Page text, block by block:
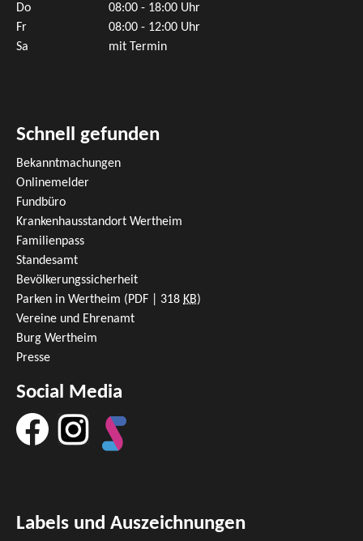
Do
08:00 - 18:00 Uhr
Fr
08:00 - 12:00 Uhr
Sa
mit Termin
Schnell gefunden
Bekanntmachungen
Onlinemelder
Fundbüro
Krankenhausstandort Wertheim
Familienpass
Standesamt
Bevölkerungssicherheit
Parken in Wertheim (PDF | 318 KB)
Vereine und Ehrenamt
Burg Wertheim
Presse
Social Media
Labels und Auszeichnungen